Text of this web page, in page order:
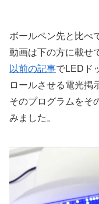
ボールペン先と比べ
動画は下の方に載せ
以前の記事でLEDド
ロールさせる電光掲
そのプログラムをそ
みました。